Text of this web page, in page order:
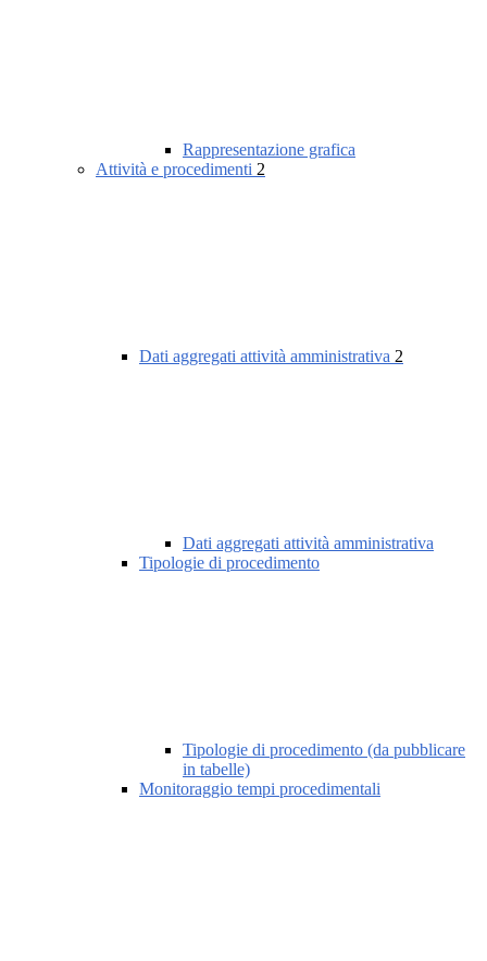
Rappresentazione grafica
Attività e procedimenti 2
Dati aggregati attività amministrativa 2
Dati aggregati attività amministrativa
Tipologie di procedimento
Tipologie di procedimento (da pubblicare
in tabelle)
Monitoraggio tempi procedimentali